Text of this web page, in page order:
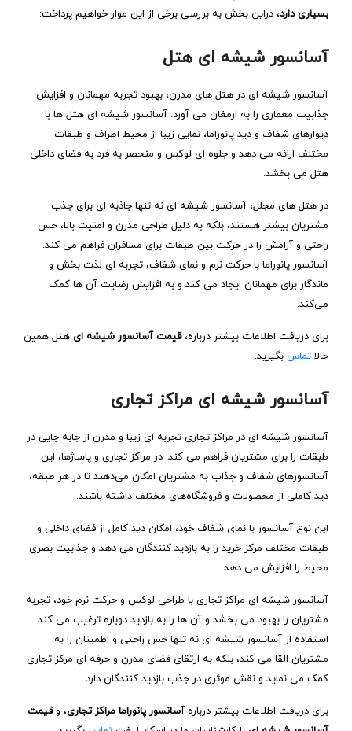
بسیاری دارد، دراین بخش به بررسی برخی از این موار خواهیم پرداخت:
آسانسور شیشه‌ ای هتل
آسانسور شیشه‌ ای در هتل‌ های مدرن، بهبود تجربه مهمانان و افزایش
جذابیت معماری را به ارمغان می‌ آورد. آسانسور شیشه‌ ای هتل‌ ها با
دیوارهای شفاف و دید پانوراما، نمایی زیبا از محیط اطراف و طبقات
مختلف ارائه می‌ دهد و جلوه‌ ای لوکس و منحصر به فرد به فضای داخلی
هتل می‌ بخشد.
در هتل‌ های مجلل، آسانسور شیشه‌ ای نه تنها جاذبه‌ ای برای جذب
مشتریان بیشتر هستند، بلکه به دلیل طراحی مدرن و امنیت بالا، حس
راحتی و آرامش را در حرکت بین طبقات برای مسافران فراهم می‌ کند.
آسانسور پانوراما با حرکت نرم و نمای شفاف، تجربه‌ ای لذت‌ بخش و
ماندگار برای مهمانان ایجاد می‌ کند و به افزایش رضایت آن‌ ها کمک
می‌کند.
برای دریافت اطلاعات بیشتر درباره،قیمت آسانسور شیشه ای هتل همین
حالا تماس بگیرید.
آسانسور شیشه ‌ای مراکز تجاری
آسانسور شیشه‌ ای در مراکز تجاری تجربه‌ ای زیبا و مدرن از جابه‌ جایی در
طبقات را برای مشتریان فراهم می‌ کند. در مراکز تجاری و پاساژها، این
آسانسورهای شفاف و جذاب به مشتریان امکان می‌دهند تا در هر طبقه،
دید کاملی از محصولات و فروشگاه‌های مختلف داشته باشند.
این نوع آسانسور با نمای شفاف خود، امکان دید کامل از فضای داخلی و
طبقات مختلف مرکز خرید را به بازدید کنندگان می‌ دهد و جذابیت بصری
محیط را افزایش می‌ دهد.
آسانسور شیشه‌ ای مراکز تجاری با طراحی لوکس و حرکت نرم خود، تجربه
مشتریان را بهبود می‌ بخشد و آن‌ ها را به بازدید دوباره ترغیب می‌ کند.
استفاده از آسانسور شیشه‌ ای نه تنها حس راحتی و اطمینان را به
مشتریان القا می‌ کند، بلکه به ارتقای فضای مدرن و حرفه‌ ای مرکز تجاری
کمک می‌ نماید و نقش موثری در جذب بازدید کنندگان دارد.
برای دریافت اطلاعات بیشتر درباره آسانسور پانوراما مراکز تجاری، وقیمت